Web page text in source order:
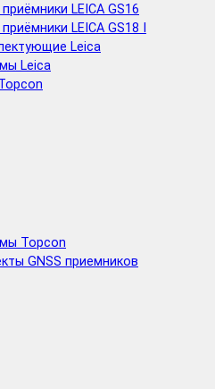
приёмники LEICA GS16
LEICA GS18 I
Leica
Leica
Topcon
GNSS приемников